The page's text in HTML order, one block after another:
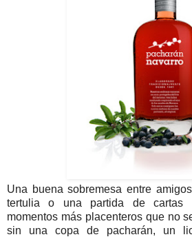
Una buena sobremesa entre
tertulia o una partida de cartas
momentos más placenteros que no
sin una copa de pacharán, un